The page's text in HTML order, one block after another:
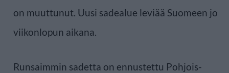
on muuttunut. Uusi sadealue leviää Suomeen jo
viikonlopun aikana.
Runsaimmin sadetta on ennustettu Pohjois-